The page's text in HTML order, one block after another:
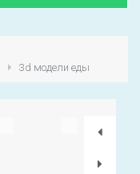
3d модели еды